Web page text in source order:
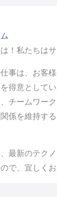
！私たちは
事は、お客
得意として
チームワー
係を維持す
最新のテク
で、宜しくお